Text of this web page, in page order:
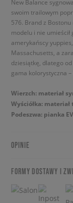
New Balance
swoim trailowym
576. Brand z
modelu i nie umieścił
amerykańscy
Massachusetts, a
dziesiątkę, dlatego
gama kolorystyczna
Wierzch: materiał
Wyściółka:
Podeszwa: pianka
OPINIE
FORMY DOSTAWY I